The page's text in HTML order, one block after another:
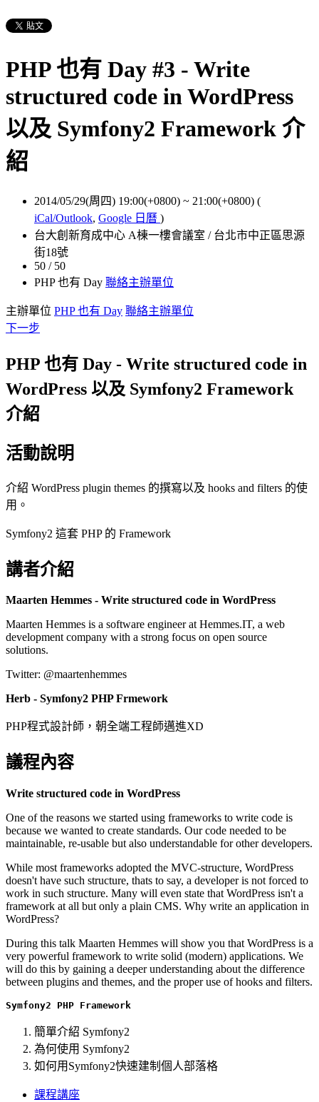
PHP 也有 Day #3 - Write
structured code in WordPress
以及 Symfony2 Framework 介
紹
2014/05/29(周四) 19:00(+0800) ~ 21:00(+0800) (
iCal/Outlook, Google 日曆 )
台大創新育成中心 A棟一樓會議室 / 台北市中正區思源
街18號
50 / 50
PHP 也有 Day 聯絡主辦單位
主辦單位 PHP 也有 Day 聯絡主辦單位
下一步
PHP 也有 Day - Write structured code in
WordPress 以及 Symfony2 Framework
介紹
活動說明
介紹 WordPress plugin themes 的撰寫以及 hooks and filters 的使
用。
Symfony2 這套 PHP 的 Framework
講者介紹
Maarten Hemmes - Write structured code in WordPress
Maarten Hemmes is a software engineer at Hemmes.IT, a web
development company with a strong focus on open source
solutions.
Twitter: @maartenhemmes
Herb - Symfony2 PHP Frmework
PHP程式設計師，朝全端工程師邁進XD
議程內容
Write structured code in WordPress
One of the reasons we started using frameworks to write code is
because we wanted to create standards. Our code needed to be
maintainable, re-usable but also understandable for other developers.
While most frameworks adopted the MVC-structure, WordPress
doesn't have such structure, thats to say, a developer is not forced to
work in such structure. Many will even state that WordPress isn't a
framework at all but only a plain CMS. Why write an application in
WordPress?
During this talk Maarten Hemmes will show you that WordPress is a
very powerful framework to write solid (modern) applications. We
will do this by gaining a deeper understanding about the difference
between plugins and themes, and the proper use of hooks and filters.
Symfony2 PHP Framework
簡單介紹 Symfony2
為何使用 Symfony2
如何用Symfony2快速建制個人部落格
課程講座